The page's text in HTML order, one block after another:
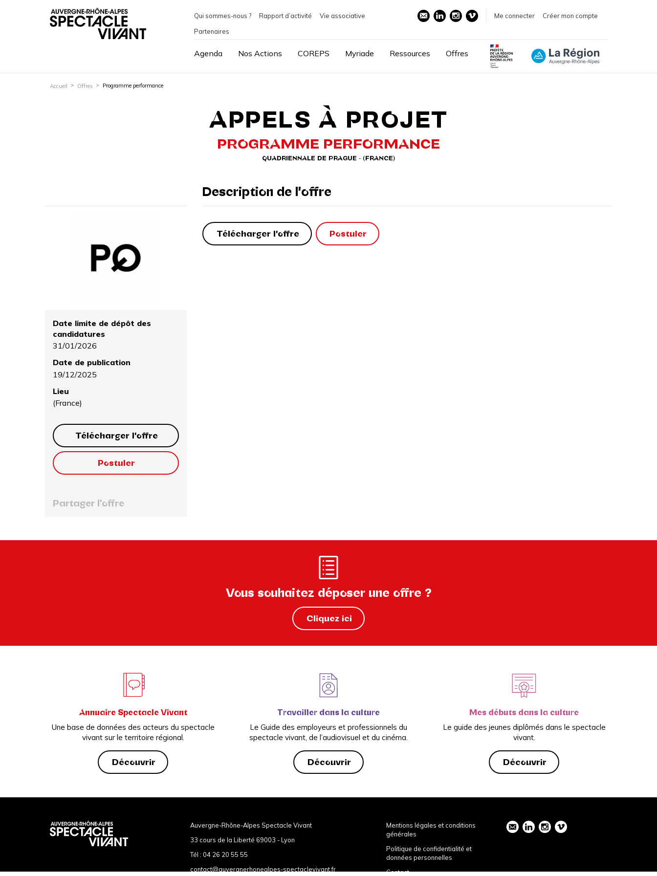
Qui sommes-nous ? Rapport d’activité
Vie associative
Partenaires
Me connecter Créer mon compte
Agenda Nos Actions COREPS Myriade Ressources Offres
Accueil Offres Programme performance
APPELS À PROJET
PROGRAMME PERFORMANCE
QUADRIENNALE DE PRAGUE - (FRANCE)
Date limite de dépôt des
candidatures
31/01/2026
Date de publication
19/12/2025
Lieu
(France)
Télécharger l'offre
Postuler
Partager l'offre
Description de l'offre
Télécharger l'offre Postuler
Vous souhaitez déposer une offre ?
Cliquez ici
Annuaire Spectacle Vivant
Une base de données des acteurs du spectacle
vivant sur le territoire régional.
Découvrir
Travailler dans la culture
Le Guide des employeurs et professionnels du
spectacle vivant, de l’audiovisuel et du cinéma.
Découvrir
Mes débuts dans la culture
Le guide des jeunes diplômés dans le spectacle
vivant.
Découvrir
Auvergne-Rhône-Alpes Spectacle Vivant
33 cours de la Liberté 69003 - Lyon
Tél : 04 26 20 55 55
contact@auvergnerhonealpes-spectaclevivant.fr
Mentions légales et conditions
générales
Politique de confidentialité et
données personnelles
Contact